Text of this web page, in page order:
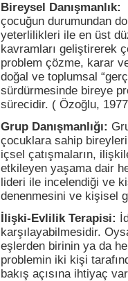
Bireysel Danışmanlık:
çocuğun durumundan
yeterlilikleri ile en üst
kavramları geliştirerek
problem çözme, karar
doğal ve toplumsal
sürdürmesinde bireye
sürecidir. ( Özoğlu,
Grup Danışmanlığı:
çocuklara sahip
içsel çatışmaların,
etkileyen yaşama dair
lideri ile incelendiği ve
denenmesini ve kişisel
İlişki-Evlilik Terapisi:
karşılayabilmesidir.
eşlerden birinin ya da
problemin iki kişi
bakış açısına ihtiyaç